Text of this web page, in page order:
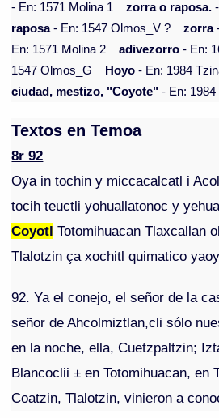
- En: 1571 Molina 1
zorra o raposa.
raposa- En: 1547 Olmos_V ? zorra
En: 1571 Molina 2
adivezorro - En:
1547 Olmos_G
Hoyo - En: 1984
ciudad, mestizo, "Coyote" - En:
Textos en Temoa
8r 92
Oya in tochin y miccacalcatl i
tocih teuctli yohuallatonoc y
Coyotl Totomihuacan Tlaxcallan
Tlalotzin ça xochitl quimatico
92. Ya el conejo, el señor de la
señor de Ahcolmiztlan,cli sólo
en la noche, ella, Cuetzpaltzin;
Blancoclii ± en Totomihuacan, en
Coatzin, Tlalotzin, vinieron a